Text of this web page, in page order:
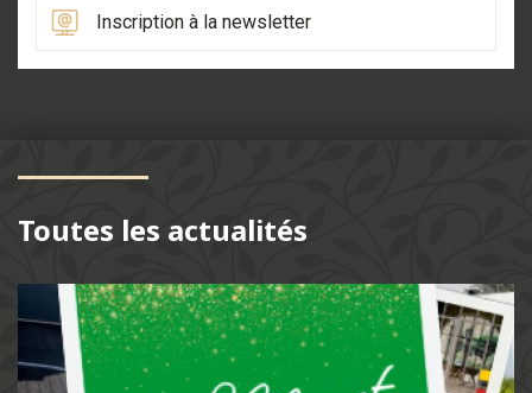
Inscription à la newsletter
Toutes les actualités